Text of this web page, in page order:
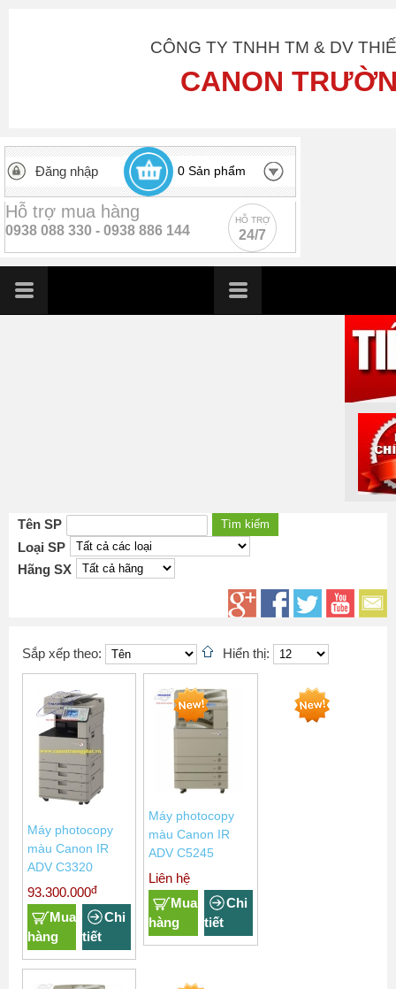
CÔNG TY TNHH TM & DV
CANON
Đăng nhập 0 Sản phẩm
Hỗ trợ mua hàng
0938 088 330 - 0938 886 144
HỖ TRỢ
24/7
Tên SP
Loại SP
Hãng SX
Sắp xếp theo: Hiển thị:
Máy photocopy
màu Canon IR
ADV C3320
93.300.000đ
Mua
hàng
Chi
tiết
Máy photocopy
màu Canon IR
ADV C5245
Liên hệ
Mua
hàng
Chi
tiết